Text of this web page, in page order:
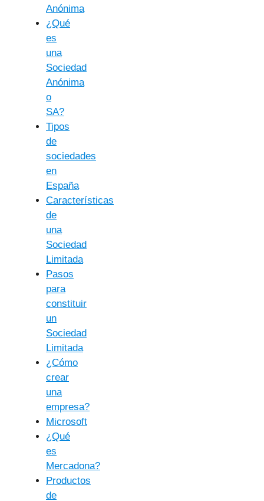
Anónima
¿Qué
es
una
Sociedad
Anónima
o
SA?
Tipos
de
sociedades
en
España
Características
de
una
Sociedad
Limitada
Pasos
para
constituir
un
Sociedad
Limitada
¿Cómo
crear
una
empresa?
Microsoft
¿Qué
es
Mercadona?
Productos
de